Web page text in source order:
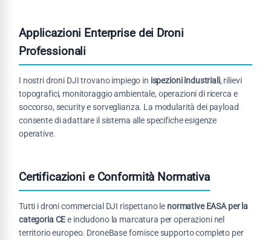
Applicazioni Enterprise dei Droni
Professionali
I nostri droni DJI trovano impiego in ispezioni industriali, rilievi
topografici, monitoraggio ambientale, operazioni di ricerca e
soccorso, security e sorveglianza. La modularità dei payload
consente di adattare il sistema alle specifiche esigenze
operative.
Certificazioni e Conformità Normativa
Tutti i droni commercial DJI rispettano le normative EASA per la
categoria CEe includono la marcatura per operazioni nel
territorio europeo. DroneBase fornisce supporto completo per